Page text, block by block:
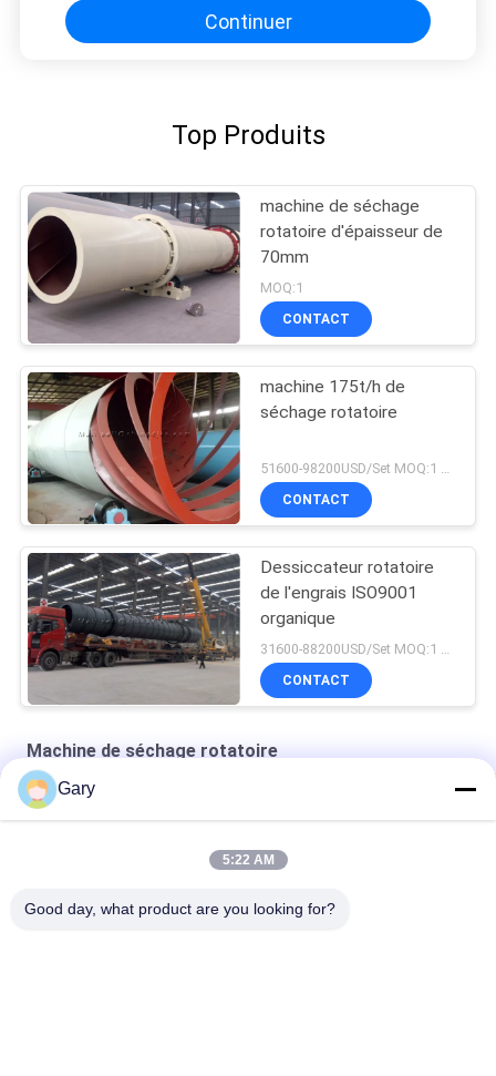
Continuer
Top Produits
machine de séchage
rotatoire d'épaisseur de
70mm
MOQ:1
CONTACT
machine 175t/h de
séchage rotatoire
CONTACT
Dessiccateur rotatoire
de l'engrais ISO9001
organique
CONTACT
Machine de séchage rotatoire
séchoir à vide à double cône
Gary
5:22 AM
Good day, what product are you looking for?